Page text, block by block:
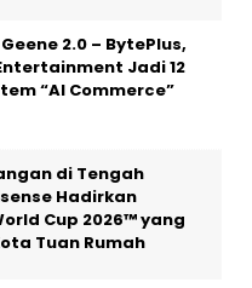
2.0 – BytePlus,
Jadi 12
“AI Commerce”
di Tengah
Hadirkan
Cup 2026™ yang
Tuan Rumah